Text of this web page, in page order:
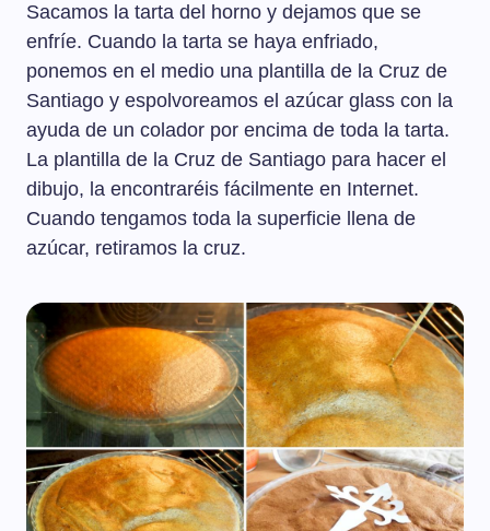
Sacamos la tarta del horno y dejamos que se
enfríe. Cuando la tarta se haya enfriado,
ponemos en el medio una plantilla de la Cruz de
Santiago y espolvoreamos el azúcar glass con la
ayuda de un colador por encima de toda la tarta.
La plantilla de la Cruz de Santiago para hacer el
dibujo, la encontraréis fácilmente en Internet.
Cuando tengamos toda la superficie llena de
azúcar, retiramos la cruz.